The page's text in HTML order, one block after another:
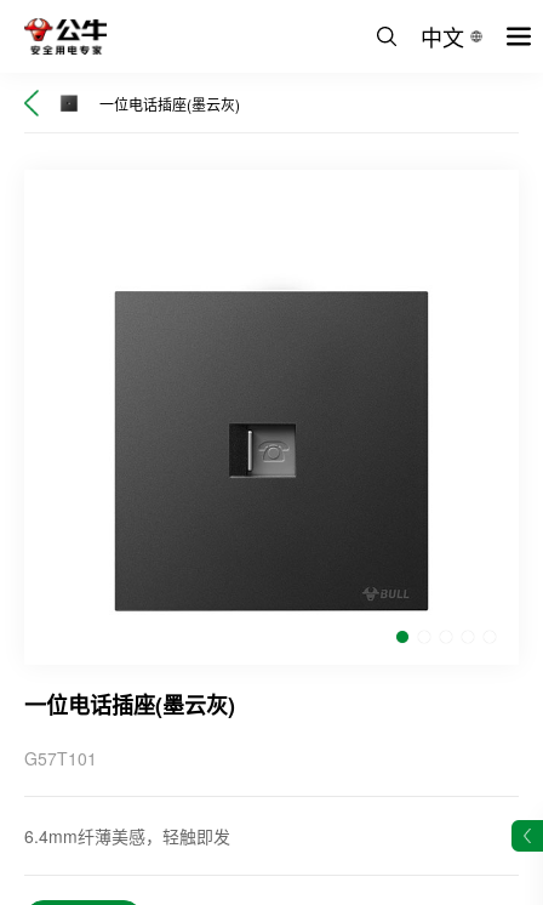
中文
一位电话插座(墨云灰)
一位电话插座(墨云灰)
G57T101
6.4mm纤薄美感，轻触即发